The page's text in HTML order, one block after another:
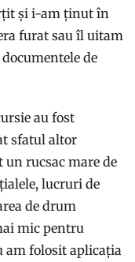
și i-am ținut în
furat sau îl uitam
de
au fost
sfatul altor
un rucsac mare de
lucruri de
de drum
mic pentru
am folosit aplicația